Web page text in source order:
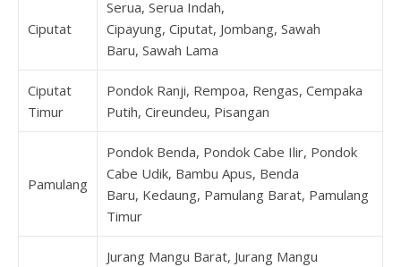
Ciputat
Serua, Serua Indah,
Cipayung, Ciputat, Jombang, Sawah
Baru, Sawah Lama
Ciputat
Timur
Pondok Ranji, Rempoa, Rengas, Cempaka
Putih, Cireundeu, Pisangan
Pamulang
Pondok Benda, Pondok Cabe Ilir, Pondok
Cabe Udik, Bambu Apus, Benda
Baru, Kedaung, Pamulang Barat, Pamulang
Timur
Jurang Mangu Barat, Jurang Mangu